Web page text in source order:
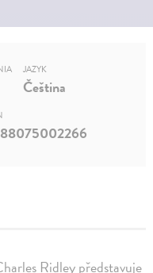
Ridley představuje
JAZYK
Čeština